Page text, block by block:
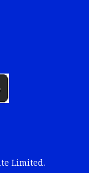
Limited.